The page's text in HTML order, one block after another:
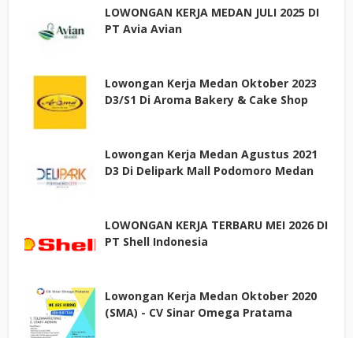
LOWONGAN KERJA MEDAN JULI 2025 DI
PT Avia Avian
Lowongan Kerja Medan Oktober 2023
D3/S1 Di Aroma Bakery & Cake Shop
Lowongan Kerja Medan Agustus 2021
D3 Di Delipark Mall Podomoro Medan
LOWONGAN KERJA TERBARU MEI 2026 DI
PT Shell Indonesia
Lowongan Kerja Medan Oktober 2020
(SMA) - CV Sinar Omega Pratama